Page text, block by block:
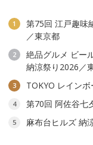
1
第75回 江戸趣味
／東京都
2
絶品グルメ ビー
納涼祭り2026／
3 TOKYO レイン
4 第70回 阿佐谷七
5
麻布台ヒルズ 納